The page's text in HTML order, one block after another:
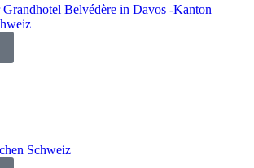
Grandhotel Belvédère in Davos -Kanton
Schweiz